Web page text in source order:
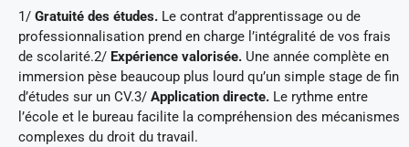
1/ Gratuité des études. Le contrat d’apprentissage ou de
professionnalisation prend en charge l’intégralité de vos frais
de scolarité.2/ Expérience valorisée. Une année complète en
immersion pèse beaucoup plus lourd qu’un simple stage de fin
d’études sur un CV.3/ Application directe. Le rythme entre
l’école et le bureau facilite la compréhension des mécanismes
complexes du droit du travail.